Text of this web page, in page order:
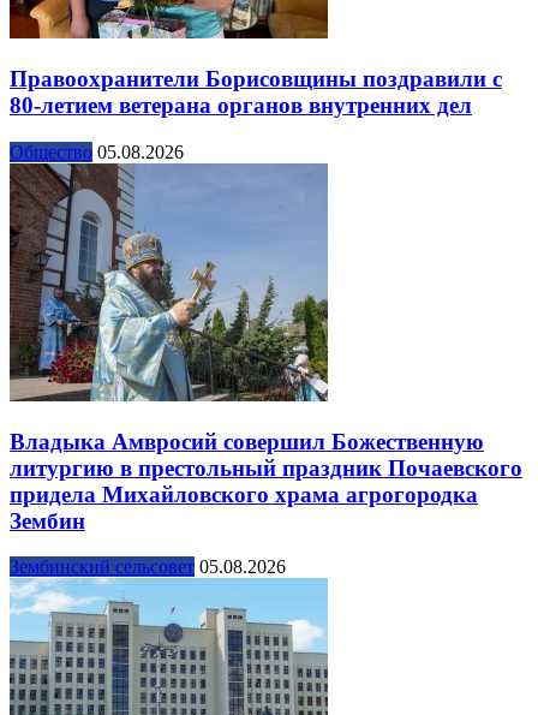
Правоохранители Борисовщины поздравили с
80-летием ветерана органов внутренних дел
Общество 05.08.2026
Владыка Амвросий совершил Божественную
литургию в престольный праздник Почаевского
придела Михайловского храма агрогородка
Зембин
Зембинский сельсовет 05.08.2026